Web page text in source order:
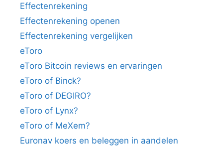
Effectenrekening
Effectenrekening openen
Effectenrekening vergelijken
eToro
eToro Bitcoin reviews en ervaringen
eToro of Binck?
eToro of DEGIRO?
eToro of Lynx?
eToro of MeXem?
Euronav koers en beleggen in aandelen